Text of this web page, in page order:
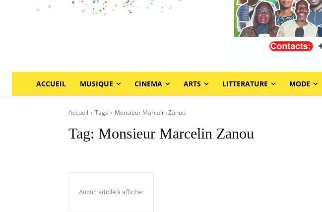
ACCUEIL MUSIQUE CINEMA ARTS LITTERATURE MODE
Accueil Tags Monsieur Marcelin Zanou
Tag: Monsieur Marcelin Zanou
Aucun article à afficher